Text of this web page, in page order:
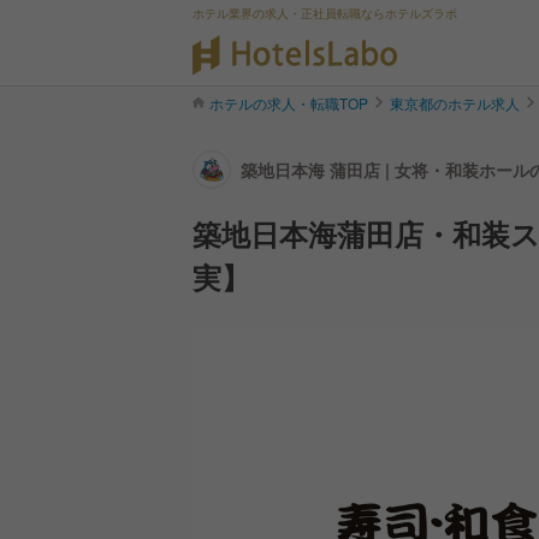
ホテル業界の求人・正社員転職ならホテルズラボ
ホテルの求人・転職TOP 東京都のホテル求人
築地日本海 蒲田店 | 女将・和装ホール
築地日本海蒲田店・和装
実】